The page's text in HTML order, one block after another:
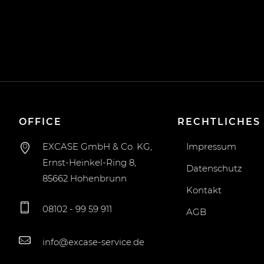
OFFICE
EXCASE GmbH & Co. KG,
Ernst-Heinkel-Ring 8,
85662 Hohenbrunn
08102 - 99 59 911
info@excase-service.de
RECHTLICHES
Impressum
Datenschutz
Kontakt
AGB